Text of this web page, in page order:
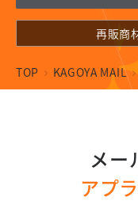
再販商
TOP KAGOYA MAIL
メー
アプ